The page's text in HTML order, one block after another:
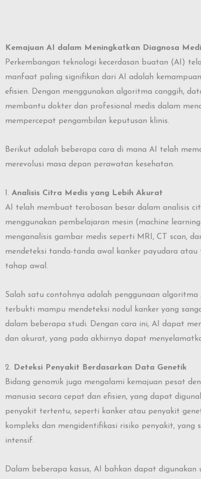
Kemajuan AI dalam Meningkatkan Diagnosa
Perkembangan teknologi kecerdasan buatan (AI)
manfaat paling signifikan dari AI adalah
efisien. Dengan menggunakan algoritma canggih,
membantu dokter dan profesional medis dalam
mempercepat pengambilan keputusan klinis.
Berikut adalah beberapa cara di mana AI telah
merevolusi masa depan perawatan kesehatan.
1. Analisis Citra Medis yang Lebih Akurat
AI telah membuat terobosan besar dalam analisis
menggunakan pembelajaran mesin (machine
menganalisis gambar medis seperti MRI, CT scan,
mendeteksi tanda-tanda awal kanker payudara
tahap awal.
Salah satu contohnya adalah penggunaan
terbukti mampu mendeteksi nodul kanker yang
dalam beberapa studi. Dengan cara ini, AI dapat
dan akurat, yang pada akhirnya dapat
2.
Deteksi Penyakit Berdasarkan Data Genetik
Bidang genomik juga mengalami kemajuan pesat
manusia secara cepat dan efisien, yang dapat
penyakit tertentu, seperti kanker atau penyakit
kompleks dan mengidentifikasi risiko penyakit,
intensif.
Dalam beberapa kasus, AI bahkan dapat